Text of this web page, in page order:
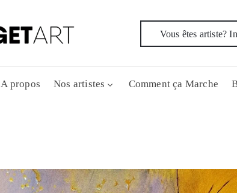
Vous êtes artiste?
A propos Nos artistes Comment ça Marche